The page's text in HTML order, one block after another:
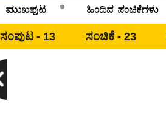
ಸಂಪುಟ - 13 ಸಂಚಿಕೆ - 23